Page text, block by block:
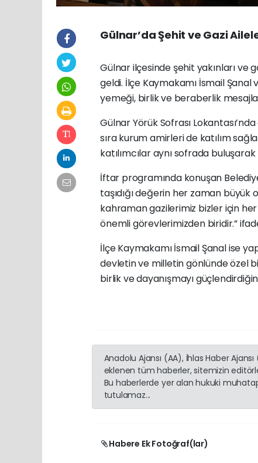
Gülnar’da Şehit ve Gazi
Gülnar ilçesinde şehit yakınları ve
geldi. İlçe Kaymakamı İsmail
yemeği, birlik ve beraberlik
Gülnar Yörük Sofrası
sıra kurum amirleri de katılım
katılımcılar aynı sofrada
İftar programında konuşan
taşıdığı değerin her zaman
kahraman gazilerimiz bizler için
önemli görevlerimizden biridir.”
İlçe Kaymakamı İsmail Şanal ise
devletin ve milletin gönlünde özel
birlik ve dayanışmayı
Anadolu Ajansı (AA), İhlas Haber
eklenen tüm haberler, sitemizin
Bu haberlerde yer alan hukuki
tutulamaz...
Habere Ek Fotoğraf(lar)